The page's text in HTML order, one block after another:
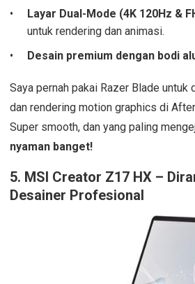
Layar Dual-Mode (4K 120Hz &
untuk rendering dan animasi.
Desain premium dengan bodi
Saya pernah pakai Razer Blade untuk
dan rendering motion graphics di
Super smooth, dan yang paling
nyaman banget!
5. MSI Creator Z17 HX –
Desainer Profesional